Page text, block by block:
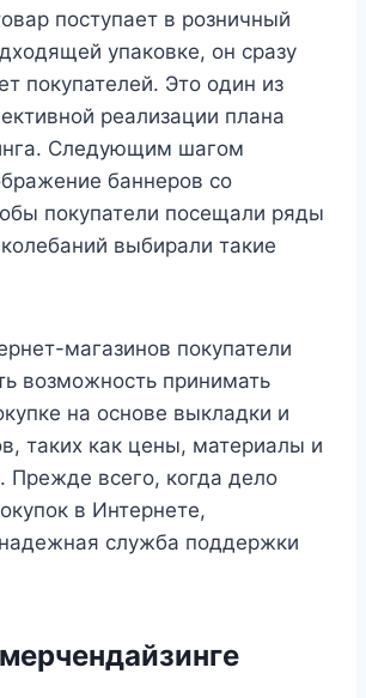
поступает в розничный
упаковке, он сразу
покупателей. Это один из
реализации плана
Следующим шагом
баннеров со
покупатели посещали ряды
выбирали такие
магазинов покупатели
возможность принимать
на основе выкладки и
таких как цены, материалы и
Прежде всего, когда дело
в Интернете,
служба поддержки